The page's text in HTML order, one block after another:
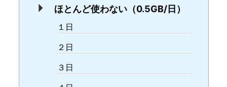
ほとんど使わない（0.5GB/日）
１日
２日
３日